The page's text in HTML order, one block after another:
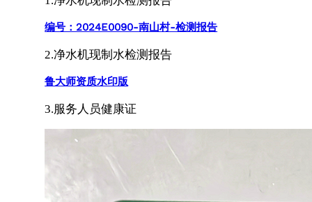
编号：2024E0090-南山村-检测报告
2.净水机现制水检测报告
鲁大师资质水印版
3.服务人员健康证